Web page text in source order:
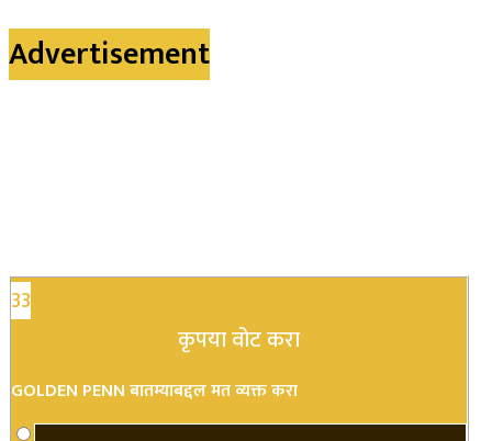
Advertisement
33
कृपया वोट करा
GOLDEN PENN बातम्याबद्दल मत व्यक्त करा